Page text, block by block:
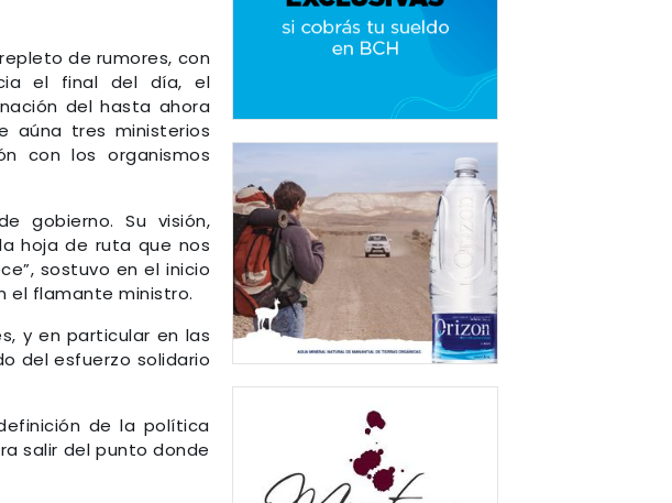
de rumores, con
el final del día, el
del hasta ahora
aúna tres ministerios
con los organismos
gobierno. Su visión,
hoja de ruta que nos
sostuvo en el inicio
el flamante ministro.
y en particular en las
del esfuerzo solidario
de la política
salir del punto donde